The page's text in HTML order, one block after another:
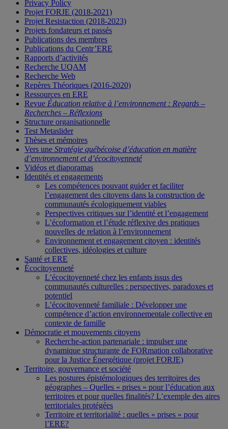
Privacy Policy
Projet FORJE (2018-2021)
Projet Resistaction (2018-2023)
Projets fondateurs et passés
Publications des membres
Publications du Centr’ERE
Rapports d’activités
Recherche UQAM
Recherche Web
Repères Théoriques (2016-2020)
Ressources en ERE
Revue Éducation relative à l’environnement : Regards –
Recherches – Réflexions
Structure organisationnelle
Test Metaslider
Thèses et mémoires
Vers une Stratégie québécoise d’éducation en matière
d’environnement et d’écocitoyenneté
Vidéos et diaporamas
Identités et engagements
Les compétences pouvant guider et faciliter
l’engagement des citoyens dans la construction de
communautés écologiquement viables
Perspectives critiques sur l’identité et l’engagement
L’écoformation et l’étude réflexive des pratiques
nouvelles de relation à l’environnement
Environnement et engagement citoyen : identités
collectives, idéologies et culture
Santé et ERE
Écocitoyenneté
L’écocitoyenneté chez les enfants issus des
communautés culturelles : perspectives, paradoxes et
potentiel
L’écocitoyenneté familiale : Développer une
compétence d’action environnementale collective en
contexte de famille
Démocratie et mouvements citoyens
Recherche-action partenariale : impulser une
dynamique structurante de FORmation collaborative
pour la Justice Énergétique (projet FORJE)
Territoire, gouvernance et société
Les postures épistémologiques des territoires des
géographes – Quelles « prises » pour l’éducation aux
territoires et pour quelles finalités? L’exemple des aires
territoriales protégées
Territoire et territorialité : quelles « prises » pour
l’ERE?